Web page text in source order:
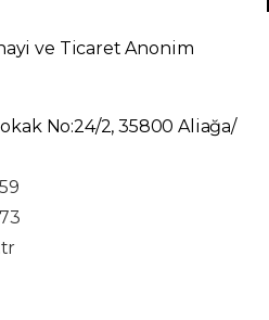
ve Ticaret Anonim
No:24/2, 35800 Aliağa/